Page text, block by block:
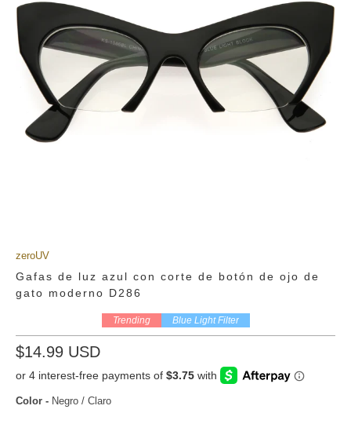
zeroUV
Gafas de luz azul con corte de botón de ojo de
gato moderno D286
Trending Blue Light Filter
$14.99 USD
Color - Negro / Claro